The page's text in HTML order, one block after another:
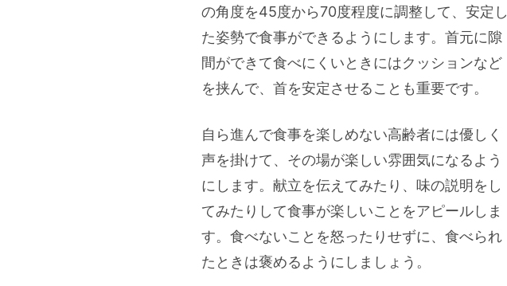
の角度を45度から70度程度に調整して、安定し
た姿勢で食事ができるようにします。首元に隙
間ができて食べにくいときにはクッションなど
を挟んで、首を安定させることも重要です。
自ら進んで食事を楽しめない高齢者には優しく
声を掛けて、その場が楽しい雰囲気になるよう
にします。献立を伝えてみたり、味の説明をし
てみたりして食事が楽しいことをアピールしま
す。食べないことを怒ったりせずに、食べられ
たときは褒めるようにしましょう。